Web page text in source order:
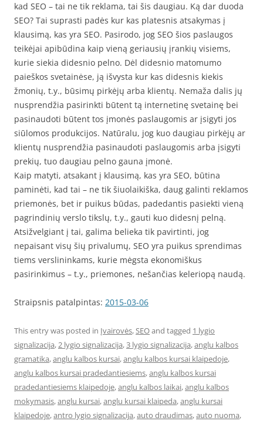
kad SEO – tai ne tik reklama, tai šis daugiau. Ką dar duoda
SEO? Tai suprasti padės kur kas platesnis atsakymas į
klausimą, kas yra SEO. Pasirodo, jog SEO šios paslaugos
teikėjai apibūdina kaip vieną geriausių įrankių visiems,
kurie siekia didesnio pelno. Dėl didesnio matomumo
paieškos svetainėse, ją išvysta kur kas didesnis kiekis
žmonių, t.y., būsimų pirkėjų arba klientų. Nemaža dalis jų
nusprendžia pasirinkti būtent tą internetinę svetainę bei
pasinaudoti būtent tos įmonės paslaugomis ar įsigyti jos
siūlomos produkcijos. Natūralu, jog kuo daugiau pirkėjų ar
klientų nusprendžia pasinaudoti paslaugomis arba įsigyti
prekių, tuo daugiau pelno gauna įmonė.
Kaip matyti, atsakant į klausimą, kas yra SEO, būtina
paminėti, kad tai – ne tik šiuolaikiška, daug galinti reklamos
priemonės, bet ir puikus būdas, padedantis pasiekti vieną
pagrindinių verslo tikslų, t.y., gauti kuo didesnį pelną.
Atsižvelgiant į tai, galima belieka tik pavirtinti, jog
nepaisant visų šių privalumų, SEO yra puikus sprendimas
tiems verslininkams, kurie mėgsta ekonomiškus
pasirinkimus – t.y., priemones, nešančias keleriopą naudą.
Straipsnis patalpintas: 2015-03-06
This entry was posted in Įvairovės,SEOand tagged 1 lygio
signalizacija,2 lygio signalizacija,3 lygio signalizacija,anglu kalbos
gramatika,anglu kalbos kursai,anglu kalbos kursai klaipedoje,
anglu kalbos kursai pradedantiesiems,anglu kalbos kursai
pradedantiesiems klaipedoje,anglu kalbos laikai,anglu kalbos
mokymasis,anglu kursai,anglu kursai klaipeda,anglu kursai
klaipedoje,antro lygio signalizacija,auto draudimas,auto nuoma,